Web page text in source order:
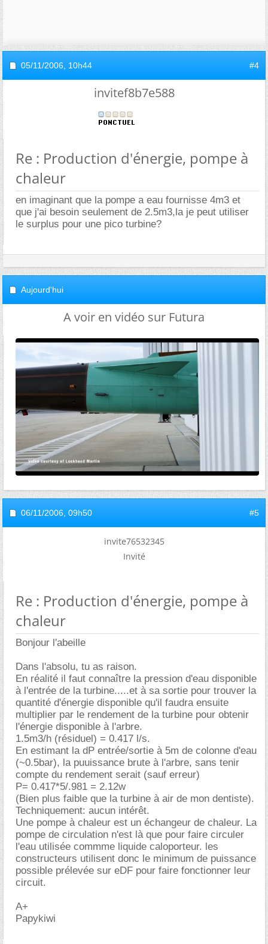
05/11/2006, 10h44 #4
invitef8b7e588
Re : Production d'énergie, pompe à
chaleur
en imaginant que la pompe a eau fournisse 4m3 et
que j'ai besoin seulement de 2.5m3,la je peut utiliser
le surplus pour une pico turbine?
Aujourd'hui
A voir en vidéo sur Futura
06/11/2006, 09h50 #5
invite76532345
Invité
Re : Production d'énergie, pompe à
chaleur
Bonjour l'abeille
Dans l'absolu, tu as raison.
En réalité il faut connaître la pression d'eau disponible
à l'entrée de la turbine.....et à sa sortie pour trouver la
quantité d'énergie disponible qu'il faudra ensuite
multiplier par le rendement de la turbine pour obtenir
l'énergie disponible à l'arbre.
1.5m3/h (résiduel) = 0.417 l/s.
En estimant la dP entrée/sortie à 5m de colonne d'eau
(~0.5bar), la puuissance brute à l'arbre, sans tenir
compte du rendement serait (sauf erreur)
P= 0.417*5/.981 = 2.12w
(Bien plus faible que la turbine à air de mon dentiste).
Techniquement: aucun intérêt.
Une pompe à chaleur est un échangeur de chaleur. La
pompe de circulation n'est là que pour faire circuler
l'eau utilisée commme liquide caloporteur. les
constructeurs utilisent donc le minimum de puissance
possible prélevée sur eDF pour faire fonctionner leur
circuit.
A+
Papykiwi